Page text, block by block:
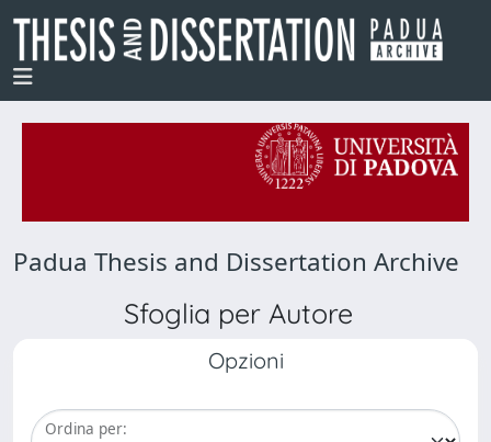
Padua Thesis and Dissertation Archive
Sfoglia per Autore
Opzioni
Ordina per: